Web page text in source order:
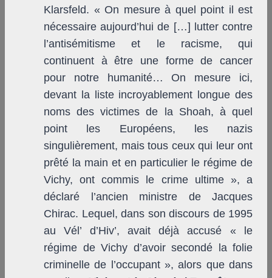
Klarsfeld. « On mesure à quel point il est
nécessaire aujourd’hui de […] lutter contre
l’antisémitisme et le racisme, qui
continuent à être une forme de cancer
pour notre humanité… On mesure ici,
devant la liste incroyablement longue des
noms des victimes de la Shoah, à quel
point les Européens, les nazis
singulièrement, mais tous ceux qui leur ont
prêté la main et en particulier le régime de
Vichy, ont commis le crime ultime », a
déclaré l’ancien ministre de Jacques
Chirac. Lequel, dans son discours de 1995
au Vél’ d’Hiv’, avait déjà accusé « le
régime de Vichy d’avoir secondé la folie
criminelle de l’occupant », alors que dans